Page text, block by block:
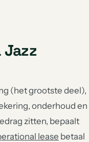
Jazz
(het grootste deel),
onderhoud en
zitten, bepaalt
lease betaal